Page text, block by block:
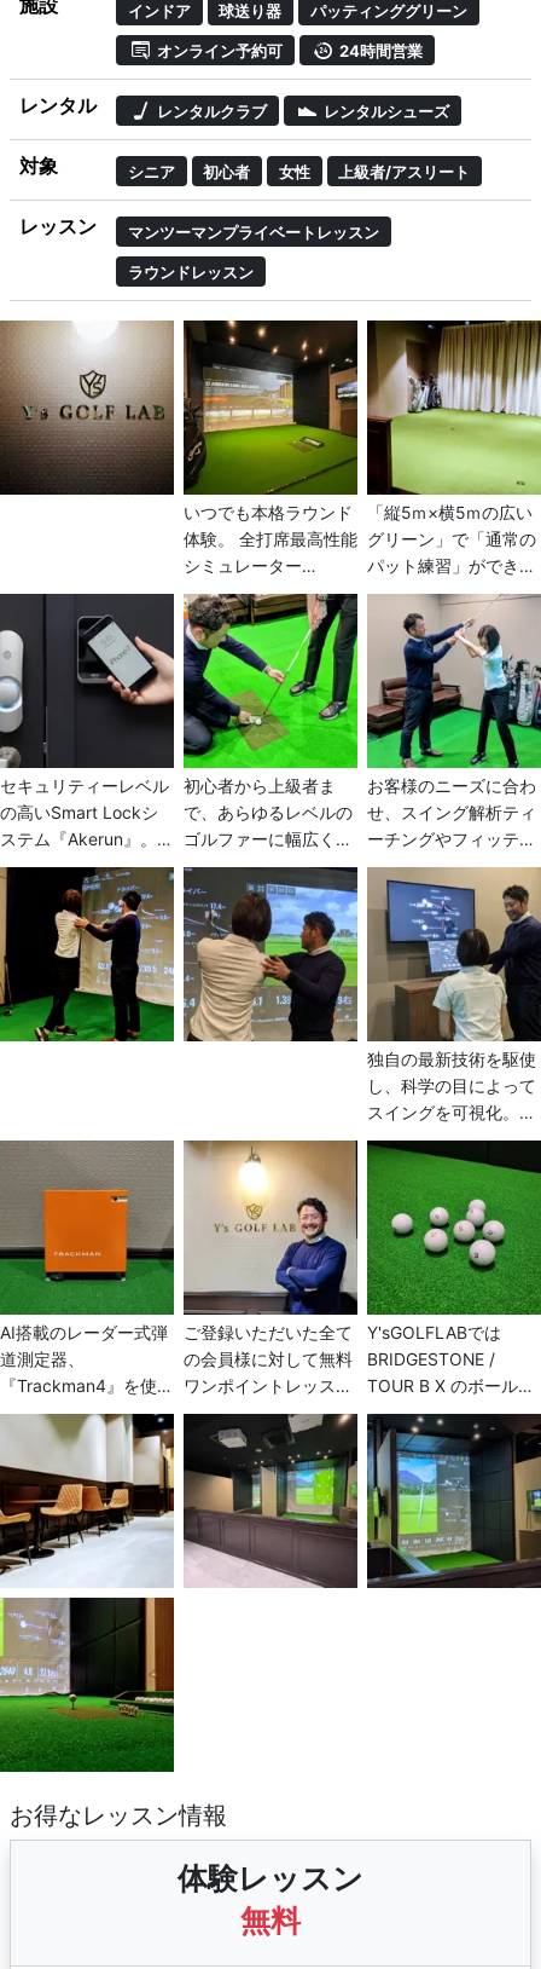
施設 インドア 球送り器 パッティンググリーン
オンライン予約可 24時間営業
レンタル レンタルクラブ レンタルシューズ
対象 シニア 初心者 女性 上級者/アスリート
レッスン マンツーマンプライベートレッスン
ラウンドレッスン
いつでも本格ラウンド
体験。 全打席最高性能
シミュレーター
『TRACKMAN4』導入
のインドアゴルフレッ
スン＆練習場。 最新技
術デュアルレーダーテ
クノロジーシステム搭
載で、リアルな実戦ゴ
ルフを実現。練習だけ
でなく世界のゴルフコ
ースでラウンドもで
き、初級者から上級者
しみいただけます。
「縦5ｍ×横5ｍの広い
グリーン」で「通常の
パット練習」ができま
す。 さらにゴルフ界最
先端のテクノロジーAR
パターシミュレーター
『TOURPUTT』を日
本初導入。これにより
グリーン上のボールを
可視化することでパッ
ティング技術が各段に
向上します。
セキュリティーレベル
の高いSmart Lockシ
ステム『Akerun』。
WEB予約後、鍵権限コ
ードが自動発行されま
す。スマートフォンア
プリで解錠・施錠が可
能になります。 ご予約
のお客様のみのご入室
になりますので、夜間
初心者から上級者ま
で、あらゆるレベルの
ゴルファーに幅広く対
応。それぞれのレベル
に合ったティーチング
を行うので、課題克
服、目標達成を最短距
離で実現します。
お客様のニーズに合わ
せ、スイング解析ティ
ーチングやフィッティ
ングを行います。人の
目を気にせずにできる
個室マンツーマンレッ
スンや楽しみながら上
達したい方向けの定期
的なグループレッスン
もあります。 ゴルフ場
で行われるラウンドレ
ッスンなどご用意して
おります。
独自の最新技術を駆使
し、科学の目によって
スイングを可視化。今
まで見えなかった問題
点が明確にできるの
で、修正ポイントを絞
り込むことが容易に。
レベルアップ、飛距離
アップの速度が上がり
ます。
AI搭載のレーダー式弾
道測定器、
『Trackman4』を使っ
てショット分析をして
みませんか？ クラブの
軌道・弾道・飛距離な
ど31項目もあります！
ご登録いただいた全て
の会員様に対して無料
ワンポイントレッスン
を開催しています。疑
問・質問なんでもご相
談ください！ そして、
もっとレッスンを受け
たいという方には、マ
ンツーマンレッスンも
開催しています（30分
Y'sGOLFLABでは
BRIDGESTONE /
TOUR B X のボールを
使用しております！ ま
たご自身の使い慣れた
ボールも使用可能です
ので、是非試し打ちな
どでご利用くださ
い！！
お得なレッスン情報
体験レッスン
無料